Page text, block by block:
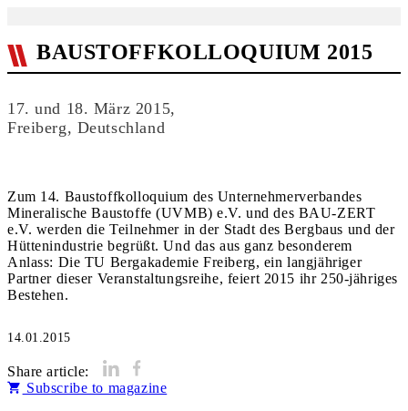
BAUSTOFFKOLLOQUIUM 2015
17. und 18. März 2015,
Freiberg, Deutschland
Zum 14. Baustoffkolloquium des Unternehmerverbandes
Mineralische Baustoffe (UVMB) e.V. und des BAU-ZERT
e.V. werden die Teilnehmer in der Stadt des Bergbaus und der
Hüttenindustrie begrüßt. Und das aus ganz besonderem
Anlass: Die TU Bergakademie Freiberg, ein langjähriger
Partner dieser Veranstaltungsreihe, feiert 2015 ihr 250-jähriges
14.01.2015
Share article:
Subscribe to magazine